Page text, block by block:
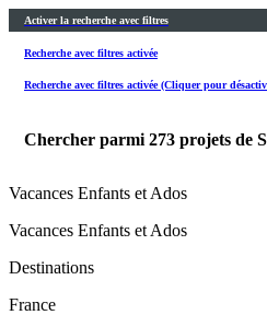
Activer la recherche avec filtres
Recherche avec filtres activée
Recherche avec filtres activée (Cliquer pour
Chercher parmi 273 projets de
Vacances Enfants et Ados
Vacances Enfants et Ados
Destinations
France